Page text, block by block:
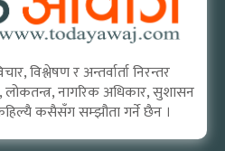
विश्लेषण र अन्तर्वार्ता निरन्तर
लोकतन्त्र, नागरिक अधिकार, सुशासन
कसैसँग सम्झौता गर्ने छैन ।